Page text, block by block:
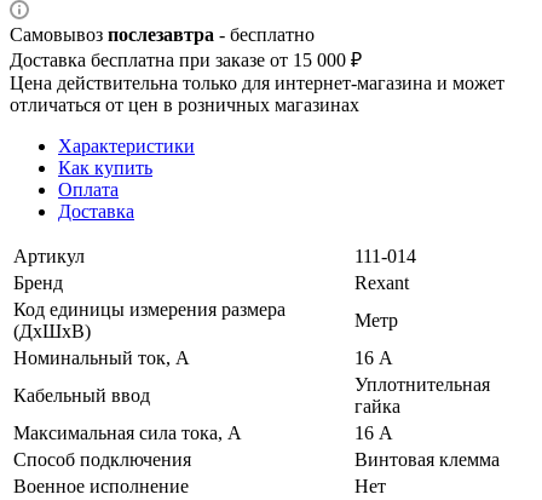
Самовывоз послезавтра - бесплатно
Доставка бесплатна при заказе от 15 000 ₽
Цена действительна только для интернет-магазина и может
отличаться от цен в розничных магазинах
Характеристики
Как купить
Оплата
Доставка
Артикул
111-014
Бренд
Rexant
Код единицы измерения размера
(ДхШхВ)
Метр
Номинальный ток, А
16 А
Кабельный ввод
Уплотнительная
гайка
Максимальная сила тока, А
16 А
Способ подключения
Винтовая клемма
Военное исполнение
Нет